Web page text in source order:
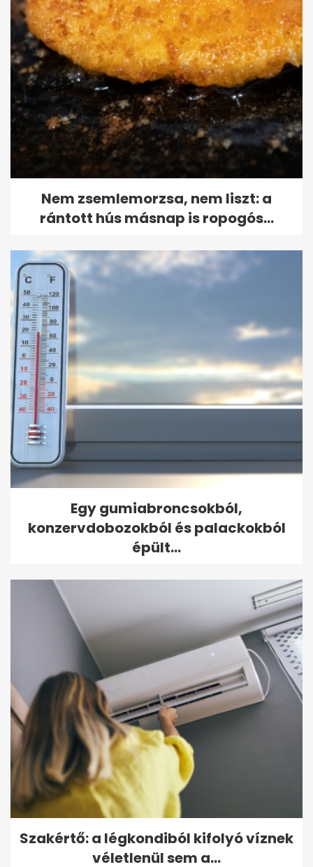
Nem zsemlemorzsa, nem liszt: a
rántott hús másnap is ropogós...
Egy gumiabroncsokból,
konzervdobozokból és palackokból
épült...
Szakértő: a légkondiból kifolyó víznek
véletlenül sem a...